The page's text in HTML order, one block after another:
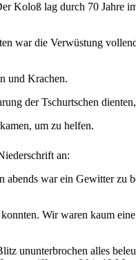
Koloß lag durch 70 Jahre
war die Verwüstung
und Krachen.
der Tschurtschen
um zu helfen.
an:
abends war ein Gewitter zu
Wir waren kaum
ununterbrochen alles